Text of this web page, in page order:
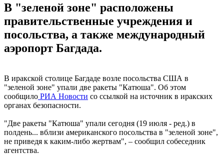
В "зеленой зоне" расположены
правительственные учреждения и
посольства, а также международный
аэропорт Багдада.
В иракской столице Багдаде возле посольства США в
"зеленой зоне" упали две ракеты "Катюша". Об этом
сообщило РИА Новости со ссылкой на источник в иракских
органах безопасности.
"Две ракеты "Катюша" упали сегодня (19 июля - ред.) в
полдень... вблизи американского посольства в "зеленой зоне",
не приведя к каким-либо жертвам", – сообщил собеседник
агентства.